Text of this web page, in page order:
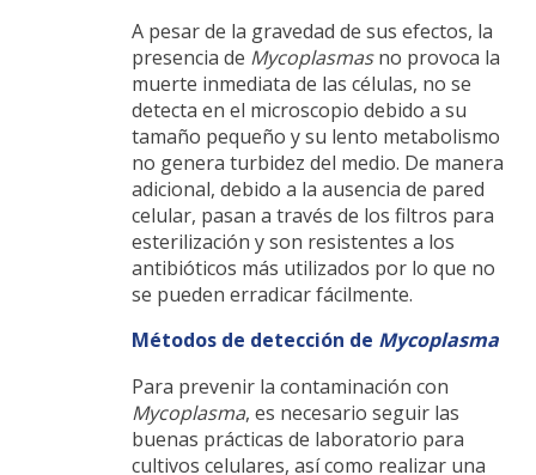
A pesar de la gravedad de sus efectos, la
presencia de Mycoplasmasno provoca la
muerte inmediata de las células, no se
detecta en el microscopio debido a su
tamaño pequeño y su lento metabolismo
no genera turbidez del medio. De manera
adicional, debido a la ausencia de pared
celular, pasan a través de los filtros para
esterilización y son resistentes a los
antibióticos más utilizados por lo que no
se pueden erradicar fácilmente.
Métodos de detección de Mycoplasma
Para prevenir la contaminación con
Mycoplasma, es necesario seguir las
buenas prácticas de laboratorio para
cultivos celulares, así como realizar una